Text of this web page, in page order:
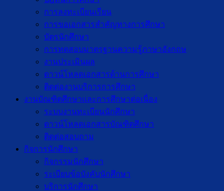
การลงทะเบียนเรียน
การขอเอกสารสำคัญทางการศึกษา
บัตรนักศึกษา
การทดสอบมาตรฐานความรู้ภาษาอังกฤษ
งานประเมินผล
ดาวน์โหลดเอกสารด้านการศึกษา
ติดต่องานบริการการศึกษา
งานบัณฑิตศึกษาเเละการศึกษาต่อเนื่อง
ระบบงานทะเบียนนักศึกษา
ดาวน์โหลดเอกสารบัณฑิตศึกษา
ติดต่อสอบถาม
กิจการนักศึกษา
กิจกรรมนักศึกษา
ระเบียบข้อบังคับนักศึกษา
บริการนักศึกษา